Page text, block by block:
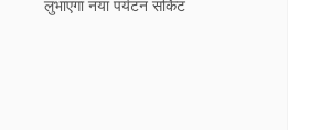
लुभाएगा नया पर्यटन सर्किट